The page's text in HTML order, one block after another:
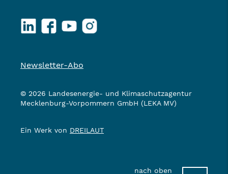
LinkedInFacebookYouTubeInstagram
Newsletter-Abo
© 2026 Landesenergie- und Klimaschutzagentur
Mecklenburg-Vorpommern GmbH (LEKA MV)
Ein Werk von DREILAUT
nach oben